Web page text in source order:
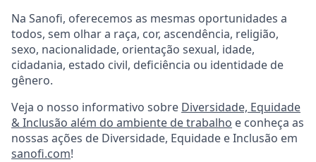
Na Sanofi, oferecemos as mesmas oportunidades a
todos, sem olhar a raça, cor, ascendência, religião,
sexo, nacionalidade, orientação sexual, idade,
cidadania, estado civil, deficiência ou identidade de
gênero.
Veja o nosso informativo sobre Diversidade, Equidade
& Inclusão além do ambiente de trabalho e conheça as
nossas ações de Diversidade, Equidade e Inclusão em
sanofi.com!